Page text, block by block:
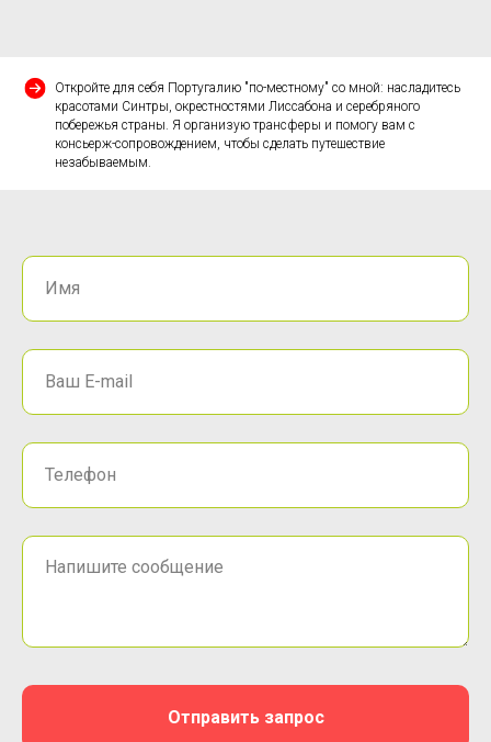
Откройте для себя Португалию "по-местному" со мной: насладитесь
красотами Синтры, окрестностями Лиссабона и серебряного
побережья страны. Я организую трансферы и помогу вам с
консьерж-сопровождением, чтобы сделать путешествие
незабываемым.
Отправить запрос